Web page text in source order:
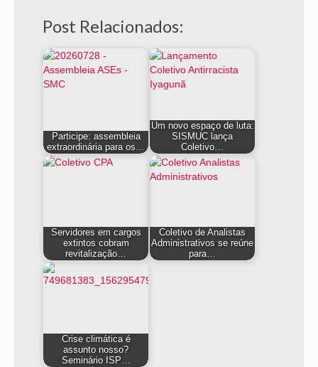
Post Relacionados:
Participe: assembleia
extraordinária para os…
Um novo espaço de luta:
SISMUC lança
Coletivo…
Servidores em cargos
extintos cobram
revitalização…
Coletivo de Analistas
Administrativos se reúne
para…
Crise climática é
assunto nosso?
Seminário ISP…